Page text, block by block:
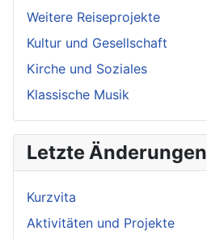
Weitere Reiseprojekte
Kultur und Gesellschaft
Kirche und Soziales
Klassische Musik
Letzte Änderungen
Kurzvita
Aktivitäten und Projekte